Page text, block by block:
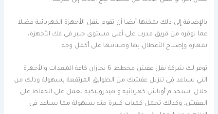
بالإضافة إلى ذلك يمكنها أيضا أن تقوم بنقل الأجهزة الكهربائية فضلا
عما توفره من فريق مدرب على أعلى مستوى خبير في فك الأجهزة،
بمهارة وإصلاح الأعطال بها وصيانتها على أكمل وجه.
توفر لك شركة نقل عفش مخطط 6 بجازان كافة المعدات والأجهزة
التي تساعد في تنزيل عفشك من الطوابق المرتفعة بسهولة وذلك من
خلال استخدام أوناش كهربائية و هيدروليكية تعمل على الحفاظ على
العفش، وكذلك تحمل كميات كبيرة منه بسهولة مما يساعد في